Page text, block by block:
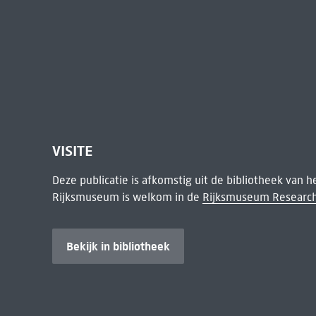
VISITE
Deze publicatie is afkomstig uit de bibliotheek van
Rijksmuseum is welkom in de Rijksmuseum
Bekijk in bibliotheek